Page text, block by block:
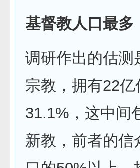
基督教人口最多
调研作出的估测
宗教，拥有22
31.1%，这中间
新教，前者的信